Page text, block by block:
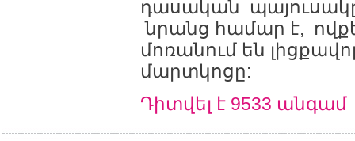
դասական
նրանց համար է,
մոռանում են
մարտկոցը:
Դիտվել է 9533 անգամ